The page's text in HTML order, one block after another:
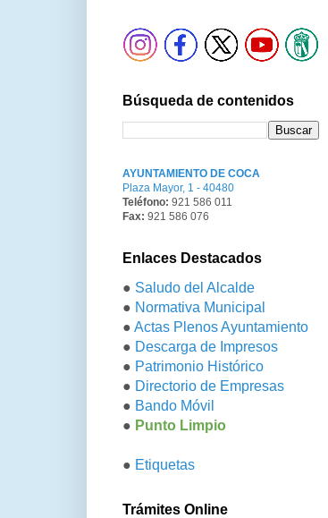
Búsqueda de contenidos
AYUNTAMIENTO DE COCA
Plaza Mayor, 1 - 40480
Teléfono: 921 586 011
Fax: 921 586 076
Enlaces Destacados
● Saludo del Alcalde
● Normativa Municipal
● Actas Plenos Ayuntamiento
● Descarga de Impresos
● Patrimonio Histórico
● Directorio de Empresas
● Bando Móvil
● Punto Limpio
● Etiquetas
Trámites Online